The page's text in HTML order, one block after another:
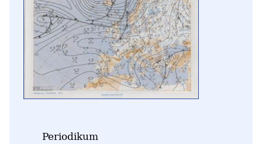
Periodikum